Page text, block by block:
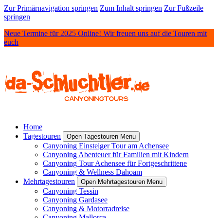
Zur Primärnavigation springen Zum Inhalt springen Zur Fußzeile
springen
Neue Termine für 2025 Online! Wir freuen uns auf die Touren mit
euch
Home
Tagestouren
Open Tagestouren Menu
Canyoning Einsteiger Tour am Achensee
Canyoning Abenteuer für Familien mit Kindern
Canyoning Tour Achensee für Fortgeschrittene
Canyoning & Wellness Dahoam
Mehrtagestouren
Open Mehrtagestouren Menu
Canyoning Tessin
Canyoning Gardasee
Canyoning & Motorradreise